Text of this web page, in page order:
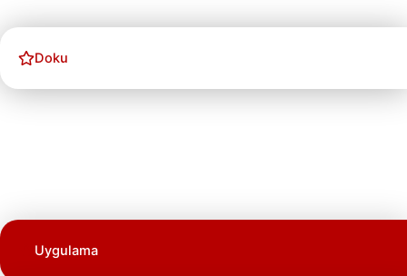
Doku
Uygulama